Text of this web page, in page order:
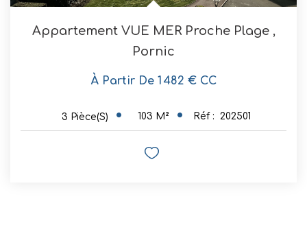
Appartement VUE MER Proche Plage ,
Pornic
À Partir De 1 482 € CC
3 Pièce(s) 103 M² Réf : 202501